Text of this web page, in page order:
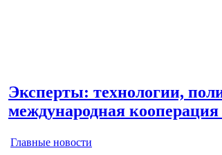
Эксперты: технологии,
международная кооперация
Главные новости